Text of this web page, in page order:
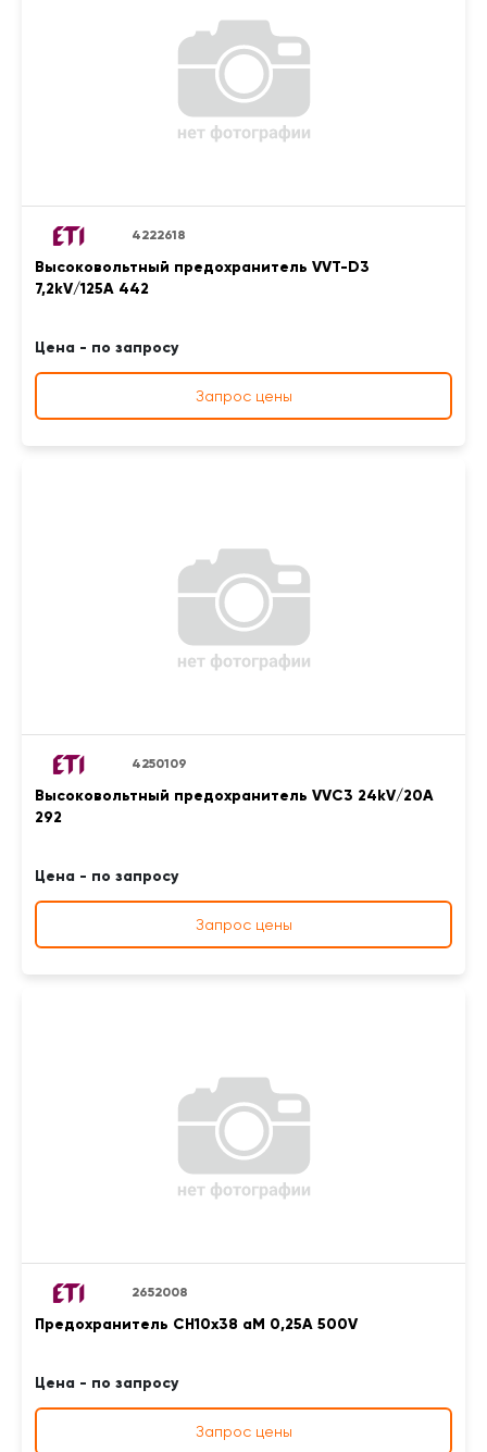
4222618
Высоковольтный предохранитель VVT-D3
7,2kV/125A 442
Цена - по запросу
Запрос цены
4250109
Высоковольтный предохранитель VVC3 24kV/20A
292
Цена - по запросу
Запрос цены
2652008
Предохранитель CH10x38 aM 0,25A 500V
Цена - по запросу
Запрос цены